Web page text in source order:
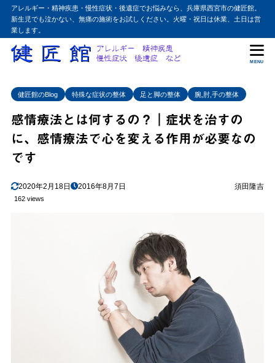
アレルギー・精神疾患・慢性症状・後遺症でお悩みなら、兵庫県西宮市の健匠館。
新生児でも泣かない、無痛の施術をお試しください。火曜・祝日は休業、土日は営
業します。
MENU
健匠館のBlog 特殊な症状の整体 足と脚の整体 腕,肘,手の整体
感情療法とは何するの？｜症状を治すの
に、感情療法で心を変える作用が必要なの
です
2020年2月18日 2016年8月7日 須田隆吉
162 views